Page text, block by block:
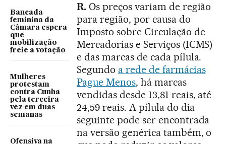
Bancada
feminina da
Câmara espera
que
mobilização
freie a votação
Mulheres
protestam
contra Cunha
pela terceira
vez em duas
semanas
Ofensiva na
R.Os preços variam de região
para região, por causa do
Imposto sobre Circulação de
Mercadorias e Serviços (ICMS)
e das marcas de cada pílula.
Segundo a rede de farmácias
Pague Menos, há marcas
vendidas desde 13,81 reais, até
24,59 reais. A pílula do dia
seguinte pode ser encontrada
na versão genérica também, o